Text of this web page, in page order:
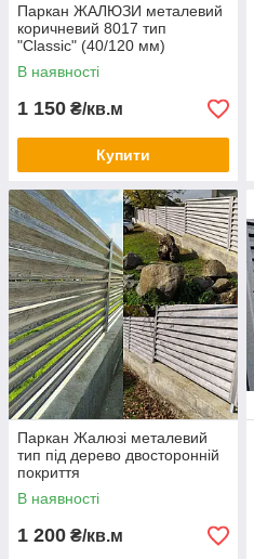
Паркан ЖАЛЮЗИ металевий
коричневий 8017 тип
"Classic" (40/120 мм)
односторонній, двосторонній
покриття
В наявності
1 150 ₴/кв.м
Купити
Паркан Жалюзі металевий
тип під дерево двосторонній
покриття
В наявності
1 200 ₴/кв.м